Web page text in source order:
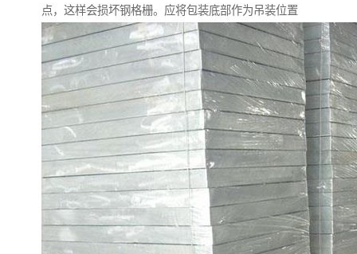
点，这样会损坏钢格栅。应将包装底部作为吊装位置